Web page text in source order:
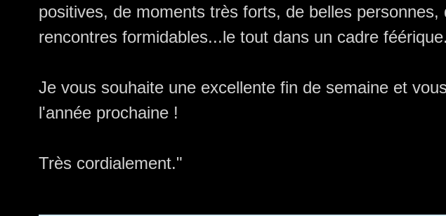
positives, de moments très forts, de belles personnes,
rencontres formidables...le tout dans un cadre
Je vous souhaite une excellente fin de semaine et
l'année prochaine !
Très cordialement."